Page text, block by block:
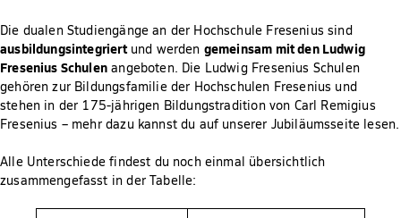
Die dualen Studiengänge an der Hochschule Fresenius sind
ausbildungsintegriertund werden gemeinsam mit den Ludwig
Fresenius Schulenangeboten. Die Ludwig Fresenius Schulen
gehören zur Bildungsfamilie der Hochschulen Fresenius und
stehen in der 175-jährigen Bildungstradition von Carl Remigius
Fresenius – mehr dazu kannst du auf unserer Jubiläumsseite lesen.
Alle Unterschiede findest du noch einmal übersichtlich
zusammengefasst in der Tabelle: